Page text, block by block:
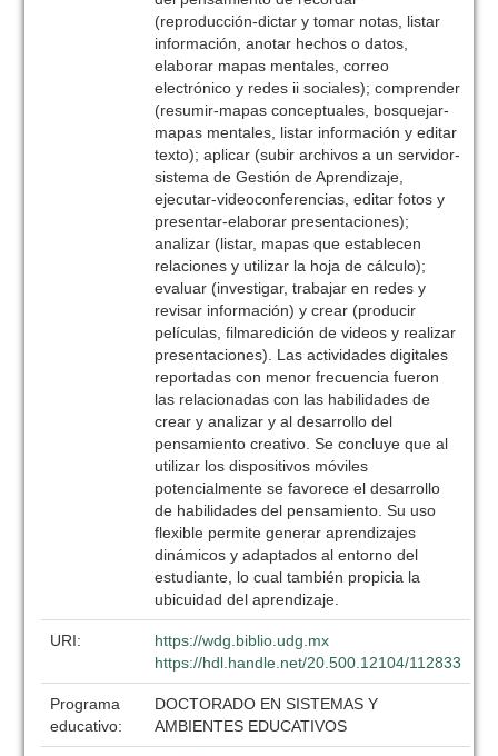
(reproducción-dictar y tomar notas, listar
información, anotar hechos o datos,
elaborar mapas mentales, correo
electrónico y redes ii sociales); comprender
(resumir-mapas conceptuales, bosquejar-
mapas mentales, listar información y editar
texto); aplicar (subir archivos a un servidor-
sistema de Gestión de Aprendizaje,
ejecutar-videoconferencias, editar fotos y
presentar-elaborar presentaciones);
analizar (listar, mapas que establecen
relaciones y utilizar la hoja de cálculo);
evaluar (investigar, trabajar en redes y
revisar información) y crear (producir
películas, filmaredición de videos y realizar
presentaciones). Las actividades digitales
reportadas con menor frecuencia fueron
las relacionadas con las habilidades de
crear y analizar y al desarrollo del
pensamiento creativo. Se concluye que al
utilizar los dispositivos móviles
potencialmente se favorece el desarrollo
de habilidades del pensamiento. Su uso
flexible permite generar aprendizajes
dinámicos y adaptados al entorno del
estudiante, lo cual también propicia la
ubicuidad del aprendizaje.
URI:
https://wdg.biblio.udg.mx
https://hdl.handle.net/20.500.12104/112833
Programa
educativo:
DOCTORADO EN SISTEMAS Y
AMBIENTES EDUCATIVOS